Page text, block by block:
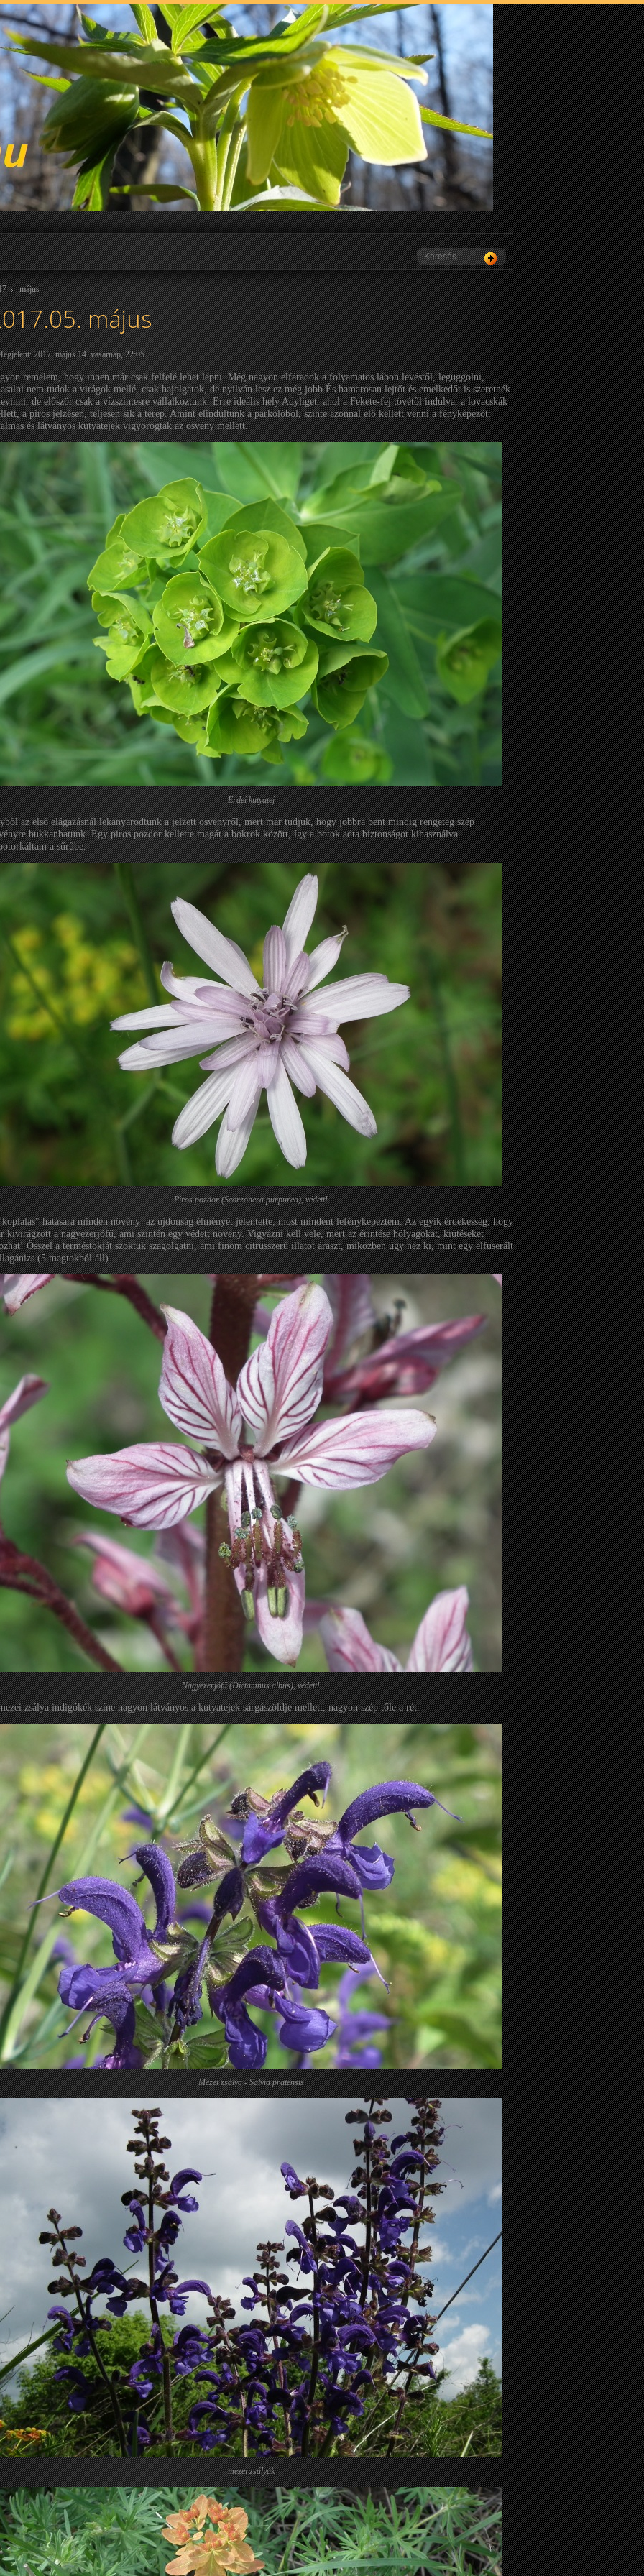
május
május
2017. május 14. vasárnap, 22:05
remélem, hogy innen már csak felfelé lehet lépni. Még nagyon elfáradok a folyamatos lábon levéstől, leguggolni,
nem tudok a virágok mellé, csak hajolgatok, de nyilván lesz ez még jobb.És hamarosan lejtőt és emelkedőt is szeretnék
de először csak a vízszintesre vállalkoztunk. Erre ideális hely Adyliget, ahol a Fekete-fej tövétől indulva, a lovacskák
a piros jelzésen, teljesen sík a terep. Amint elindultunk a parkolóból, szinte azonnal elő kellett venni a fényképezőt:
és látványos kutyatejek vigyorogtak az ösvény mellett.
Erdei kutyatej
az első elágazásnál lekanyarodtunk a jelzett ösvényről, mert már tudjuk, hogy jobbra bent mindig rengeteg szép
bukkanhatunk. Egy piros pozdor kellette magát a bokrok között, így a botok adta biztonságot kihasználva
a sűrűbe.
Piros pozdor (Scorzonera purpurea), védett!
hatására minden növény az újdonság élményét jelentette, most mindent lefényképeztem. Az egyik érdekesség, hogy
kivirágzott a nagyezerjófű, ami szintén egy védett növény. Vigyázni kell vele, mert az érintése hólyagokat, kiütéseket
Ősszel a terméstokját szoktuk szagolgatni, ami finom citrusszerű illatot áraszt, miközben úgy néz ki, mint egy elfuserált
(5 magtokból áll).
Nagyezerjófű (Dictamnus albus), védett!
zsálya indigókék színe nagyon látványos a kutyatejek sárgászöldje mellett, nagyon szép tőle a rét.
Mezei zsálya - Salvia pratensis
mezei zsályák